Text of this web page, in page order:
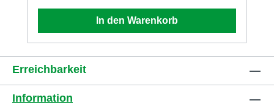
In den Warenkorb
Erreichbarkeit
Information